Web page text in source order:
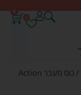
0
/ כוס מעבר Action